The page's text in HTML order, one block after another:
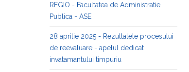
REGIO - Facultatea de Administratie
Publica - ASE
28 aprilie 2025 - Rezultatele procesului
de reevaluare - apelul dedicat
invatamantului timpuriu